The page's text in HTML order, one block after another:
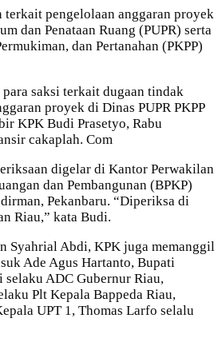
terkait pengelolaan anggaran proyek
dan Penataan Ruang (PUPR) serta
dan Pertanahan (PKPP)
saksi terkait dugaan tindak
proyek di Dinas PUPR PKPP
KPK Budi Prasetyo, Rabu
cakaplah. Com
digelar di Kantor Perwakilan
dan Pembangunan (BPKP)
Pekanbaru. “Diperiksa di
Riau,” kata Budi.
Syahrial Abdi, KPK juga memanggil
Ade Agus Hartanto, Bupati
ADC Gubernur Riau,
Plt Kepala Bappeda Riau,
UPT 1, Thomas Larfo selalu